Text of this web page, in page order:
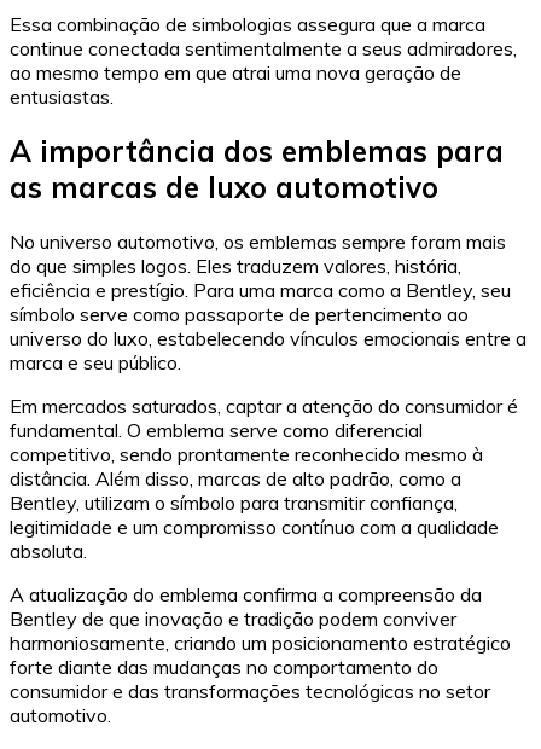
Essa combinação de simbologias assegura que a marca
continue conectada sentimentalmente a seus admiradores,
ao mesmo tempo em que atrai uma nova geração de
entusiastas.
A importância dos emblemas para
as marcas de luxo automotivo
No universo automotivo, os emblemas sempre foram mais
do que simples logos. Eles traduzem valores, história,
eficiência e prestígio. Para uma marca como a Bentley, seu
símbolo serve como passaporte de pertencimento ao
universo do luxo, estabelecendo vínculos emocionais entre a
marca e seu público.
Em mercados saturados, captar a atenção do consumidor é
fundamental. O emblema serve como diferencial
competitivo, sendo prontamente reconhecido mesmo à
distância. Além disso, marcas de alto padrão, como a
Bentley, utilizam o símbolo para transmitir confiança,
legitimidade e um compromisso contínuo com a qualidade
absoluta.
A atualização do emblema confirma a compreensão da
Bentley de que inovação e tradição podem conviver
harmoniosamente, criando um posicionamento estratégico
forte diante das mudanças no comportamento do
consumidor e das transformações tecnológicas no setor
automotivo.